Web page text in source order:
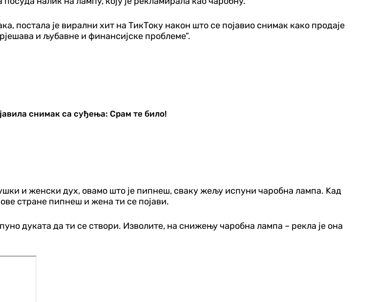
постала је вирални хит на ТикТоку након што се појавио снимак како продаје
и љубавне и финансијске проблеме”.
снимак са суђења: Срам те било!
и женски дух, овамо што је пипнеш, сваку жељу испуни чаробна лампа. Kад
стране пипнеш и жена ти се појави.
дуката да ти се створи. Изволите, на снижењу чаробна лампа – рекла је она